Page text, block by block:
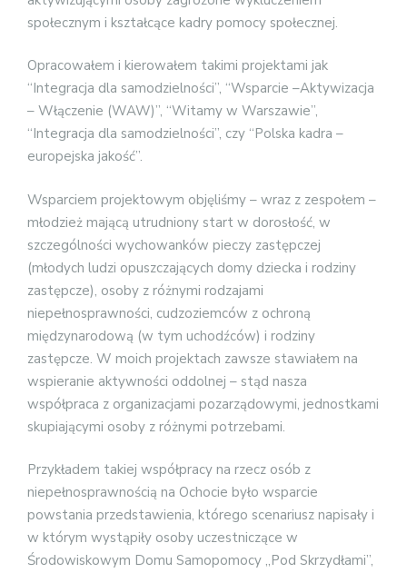
społecznym i kształcące kadry pomocy społecznej.
Opracowałem i kierowałem takimi projektami jak
“Integracja dla samodzielności”, “Wsparcie –Aktywizacja
– Włączenie (WAW)”, “Witamy w Warszawie”,
“Integracja dla samodzielności”, czy “Polska kadra –
europejska jakość”.
Wsparciem projektowym objęliśmy – wraz z zespołem –
młodzież mającą utrudniony start w dorosłość, w
szczególności wychowanków pieczy zastępczej
(młodych ludzi opuszczających domy dziecka i rodziny
zastępcze), osoby z różnymi rodzajami
niepełnosprawności, cudzoziemców z ochroną
międzynarodową (w tym uchodźców) i rodziny
zastępcze. W moich projektach zawsze stawiałem na
wspieranie aktywności oddolnej – stąd nasza
współpraca z organizacjami pozarządowymi, jednostkami
skupiającymi osoby z różnymi potrzebami.
Przykładem takiej współpracy na rzecz osób z
niepełnosprawnością na Ochocie było wsparcie
powstania przedstawienia, którego scenariusz napisały i
w którym wystąpiły osoby uczestniczące w
Środowiskowym Domu Samopomocy „Pod Skrzydłami”,